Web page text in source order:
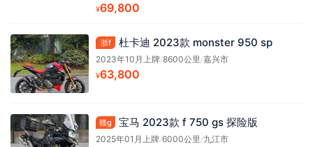
¥69,800
浙f 杜卡迪 2023款 monster 950 sp
2023年10月上牌/8600公里/嘉兴市
¥63,800
赣g 宝马 2023款 f 750 gs 探险版
2025年01月上牌/6000公里/九江市